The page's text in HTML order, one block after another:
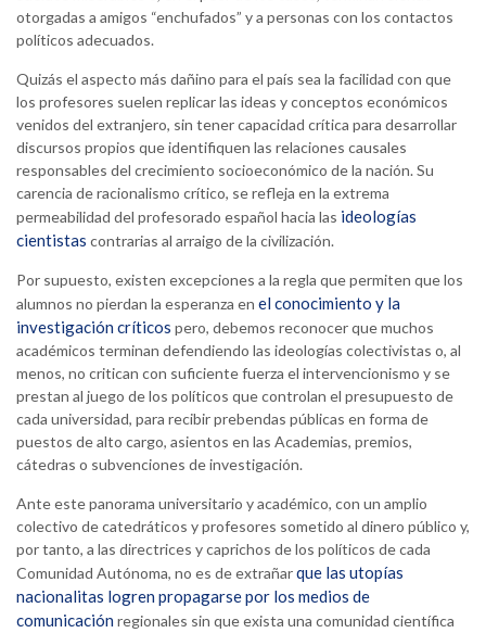
otorgadas a amigos “enchufados” y a personas con los contactos
políticos adecuados.
Quizás el aspecto más dañino para el país sea la facilidad con que
los profesores suelen replicar las ideas y conceptos económicos
venidos del extranjero, sin tener capacidad crítica para desarrollar
discursos propios que identifiquen las relaciones causales
responsables del crecimiento socioeconómico de la nación. Su
carencia de racionalismo crítico, se refleja en la extrema
permeabilidad del profesorado español hacia las ideologías
cientistas contrarias al arraigo de la civilización.
Por supuesto, existen excepciones a la regla que permiten que los
alumnos no pierdan la esperanza en el conocimiento y la
investigación críticos pero, debemos reconocer que muchos
académicos terminan defendiendo las ideologías colectivistas o, al
menos, no critican con suficiente fuerza el intervencionismo y se
prestan al juego de los políticos que controlan el presupuesto de
cada universidad, para recibir prebendas públicas en forma de
puestos de alto cargo, asientos en las Academias, premios,
cátedras o subvenciones de investigación.
Ante este panorama universitario y académico, con un amplio
colectivo de catedráticos y profesores sometido al dinero público y,
por tanto, a las directrices y caprichos de los políticos de cada
Comunidad Autónoma, no es de extrañarque las utopías
nacionalitas logren propagarse por los medios de
comunicación regionales sin que exista una comunidad científica